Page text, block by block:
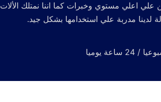
اعلي مستوي وخبرات كما اننا نمتلك الألات
لدينا مدربة علي استخدامها بشكل جيد.